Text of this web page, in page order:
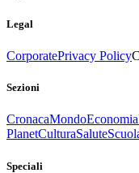
Legal
CorporatePrivacy Policy
Sezioni
CronacaMondoEconomia
PlanetCulturaSalute
Speciali